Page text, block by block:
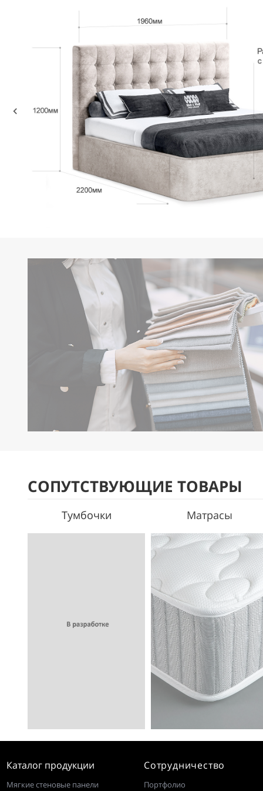
Матрас утопает на:
СОПУТСТВУЮЩИЕ ТОВАРЫ
Тумбочки Матрасы
Каталог продукции
Мягкие стеновые панели
Сотрудничество
Портфолио